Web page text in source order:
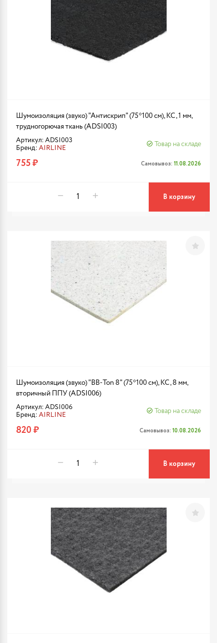
Шумоизоляция (звуко) "Антискрип" (75*100 см), КС, 1 мм,
трудногорючая ткань (ADSI003)
Артикул: ADSI003
Бренд: AIRLINE
Товар на складе
755 ₽ Самовывоз: 11.08.2026
В корзину
Шумоизоляция (звуко) "BB-Тоn 8" (75*100 см), КС, 8 мм,
вторичный ППУ (ADSI006)
Артикул: ADSI006
Бренд: AIRLINE
Товар на складе
820 ₽ Самовывоз: 10.08.2026
В корзину